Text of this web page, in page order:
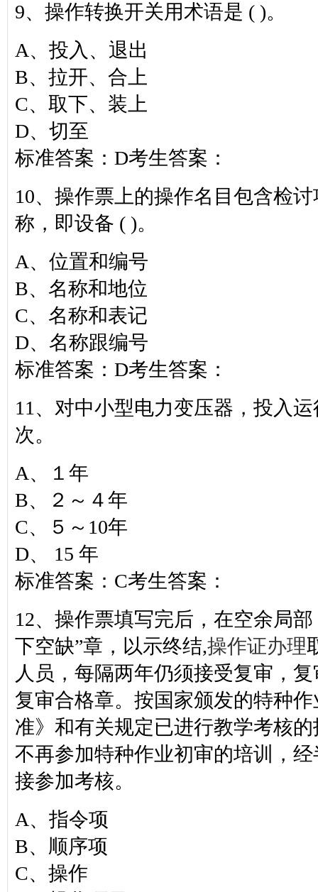
9、操作转换开关用术语是 ( )。
A、投入、退出
B、拉开、合上
C、取下、装上
D、切至
标准答案：D考生答案：
10、操作票上的操作名目包含检
称，即设备 ( )。
A、位置和编号
B、名称和地位
C、名称和表记
D、名称跟编号
标准答案：D考生答案：
11、对中小型电力变压器，投入
次。
A、１年
B、２～４年
C、５～10年
D、 15 年
标准答案：C考生答案：
12、操作票填写完后，在空余局
下空缺”章，以示终结,操作证办理
人员，每隔两年仍须接受复审，
复审合格章。按国家颁发的特种
准》和有关规定已进行教学考核
不再参加特种作业初审的培训，
接参加考核。
A、指令项
B、顺序项
C、操作